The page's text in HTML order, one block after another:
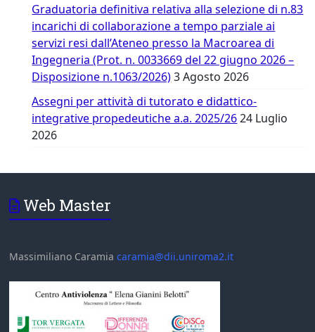
Graduatoria definitiva relativa alla selezione di n.83
incarichi di collaborazione a tempo parziale ai
servizi resi dall’Ateneo presso la Macroarea di
Ingegneria (Prot. n. 0033669 del 22 giugno 2026 –
Disposizione n.1063/2026) 3 Agosto 2026
Assegni per attività di tutorato e didattico-
integrative propedeutiche a.a. 2025/26 24 Luglio
2026
Web Master
Massimiliano Caramiacaramia@dii.uniroma2.it